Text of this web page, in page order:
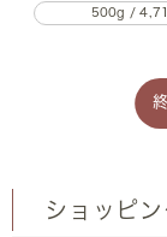
500g /
ショッピ